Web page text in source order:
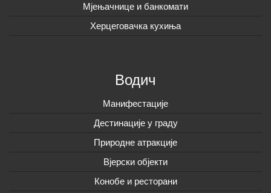
Мјењачнице и банкомати
Херцеговачка кухиња
Водич
Манифестације
Дестинације у граду
Природне атракције
Вјерски објекти
Конобе и ресторани